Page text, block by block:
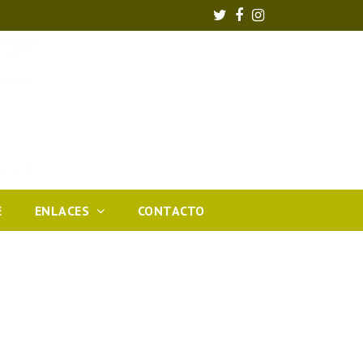
TwitterFacebook
Instagram
ENLACES CONTACTO